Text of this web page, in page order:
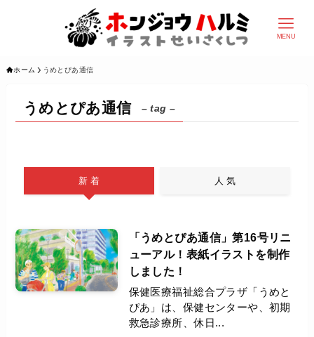
MENU
ホーム うめとぴあ通信
うめとぴあ通信 – tag –
新 着 人 気
「うめとぴあ通信」第16号リニ
ューアル！表紙イラストを制作
しました！
保健医療福祉総合プラザ「うめと
ぴあ」は、保健センターや、初期
救急診療所、休日...